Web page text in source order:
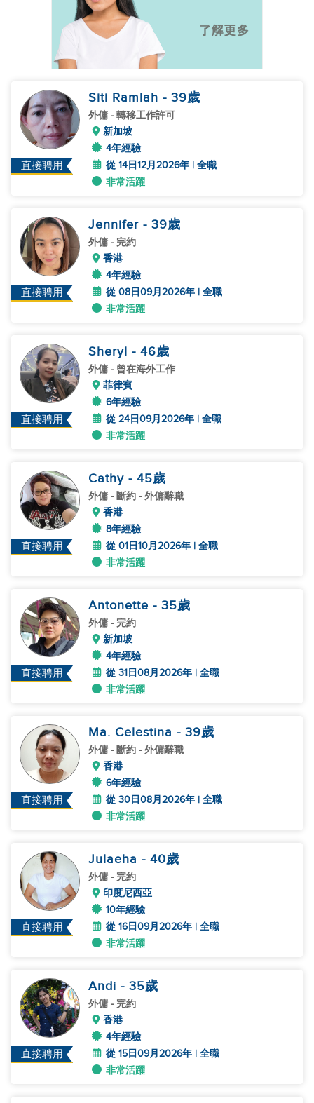
直接聘用
Siti Ramlah - 39歲
外傭 - 轉移工作許可
新加坡
4年經驗
從 14日12月2026年 | 全職
非常活躍
直接聘用
Jennifer - 39歲
外傭 - 完約
香港
4年經驗
從 08日09月2026年 | 全職
非常活躍
直接聘用
Sheryl - 46歲
外傭 - 曾在海外工作
菲律賓
6年經驗
從 24日09月2026年 | 全職
非常活躍
直接聘用
Cathy - 45歲
外傭 - 斷約 - 外傭辭職
香港
8年經驗
從 01日10月2026年 | 全職
非常活躍
直接聘用
Antonette - 35歲
外傭 - 完約
新加坡
4年經驗
從 31日08月2026年 | 全職
非常活躍
直接聘用
Ma. Celestina - 39歲
外傭 - 斷約 - 外傭辭職
香港
6年經驗
從 30日08月2026年 | 全職
非常活躍
直接聘用
Julaeha - 40歲
外傭 - 完約
印度尼西亞
10年經驗
從 16日09月2026年 | 全職
非常活躍
直接聘用
Andi - 35歲
外傭 - 完約
香港
4年經驗
從 15日09月2026年 | 全職
非常活躍